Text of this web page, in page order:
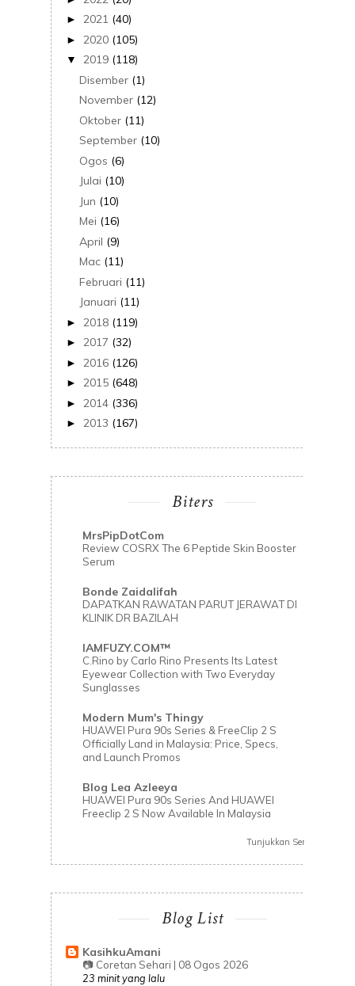
► 2021 (40)
► 2020 (105)
▼ 2019 (118)
Disember (1)
November (12)
Oktober (11)
September (10)
Ogos (6)
Julai (10)
Jun (10)
Mei (16)
April (9)
Mac (11)
Februari (11)
Januari (11)
► 2018 (119)
► 2017 (32)
► 2016 (126)
► 2015 (648)
► 2014 (336)
► 2013 (167)
Biters
MrsPipDotCom
Review COSRX The 6 Peptide Skin Booster
Serum
Bonde Zaidalifah
DAPATKAN RAWATAN PARUT JERAWAT DI
KLINIK DR BAZILAH
IAMFUZY.COM™
C.Rino by Carlo Rino Presents Its Latest
Eyewear Collection with Two Everyday
Sunglasses
Modern Mum's Thingy
HUAWEI Pura 90s Series & FreeClip 2 S
Officially Land in Malaysia: Price, Specs,
and Launch Promos
Blog Lea Azleeya
HUAWEI Pura 90s Series And HUAWEI
Freeclip 2 S Now Available In Malaysia
Tunjukkan Semua
Blog List
KasihkuAmani
📷 Coretan Sehari | 08 Ogos 2026
23 minit yang lalu